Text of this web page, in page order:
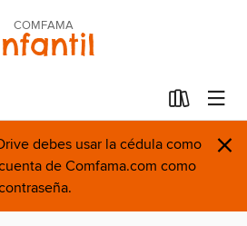
COMFAMA
debes usar la cédula como
de Comfama.com como
×